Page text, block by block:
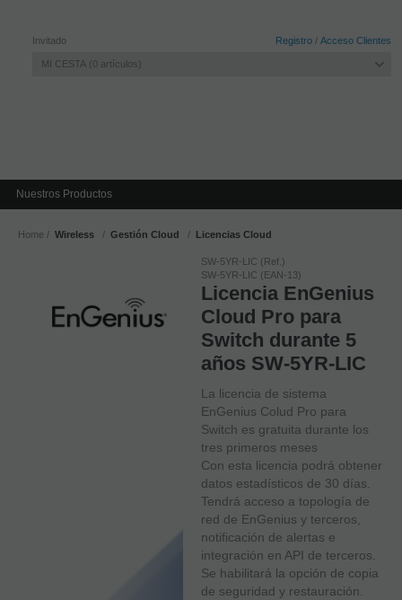
Invitado Registro / Acceso Clientes
MI CESTA 0 artículos
Nuestros Productos
Home Wireless Gestión Cloud Licencias Cloud
SW-5YR-LIC (Ref.)
SW-5YR-LIC (EAN-13)
Licencia EnGenius
Cloud Pro para
Switch durante 5
años SW-5YR-LIC
La licencia de sistema
EnGenius Colud Pro para
Switch es gratuita durante los
tres primeros meses
Con esta licencia podrá obtener
datos estadísticos de 30 días.
Tendrá acceso a topología de
red de EnGenius y terceros,
notificación de alertas e
integración en API de terceros.
Se habilitará la opción de copia
de seguridad y restauración.